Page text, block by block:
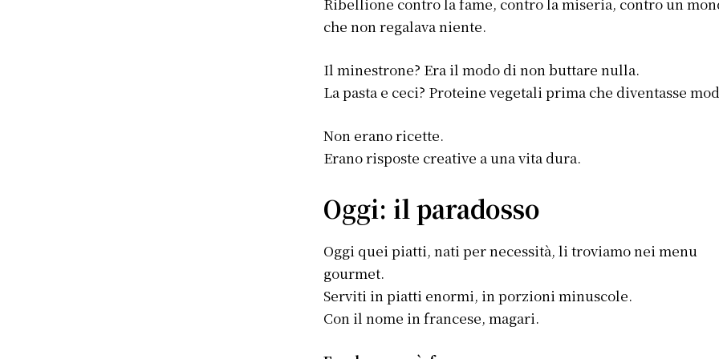
che non regalava niente.
Il minestrone? Era il modo di non buttare nulla.
La pasta e ceci? Proteine vegetali prima che diventasse
Non erano ricette.
Erano risposte creative a una vita dura.
Oggi: il paradosso
Oggi quei piatti, nati per necessità, li troviamo nei menu
gourmet.
Serviti in piatti enormi, in porzioni minuscole.
Con il nome in francese, magari.